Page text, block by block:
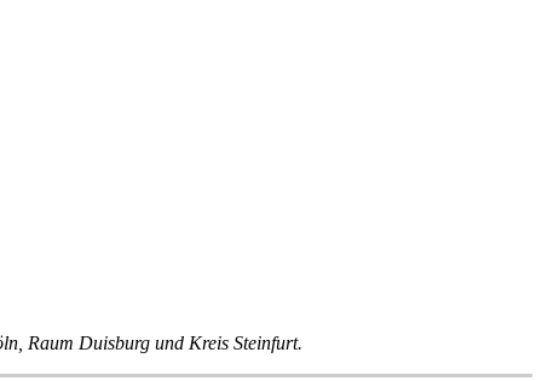
Raum Duisburg und Kreis Steinfurt.